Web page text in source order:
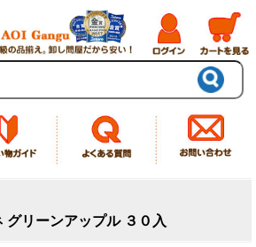
グリーンアップル ３０入